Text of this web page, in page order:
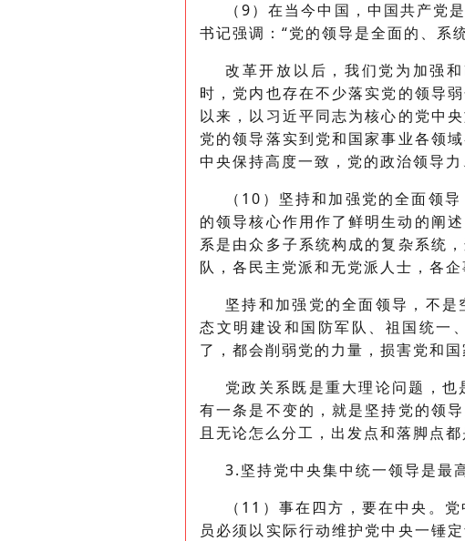
（9）在当今中国，中国共产党
书记强调：“党的领导是全面的、系
改革开放以后，我们党为加强
时，党内也存在不少落实党的领导
以来，以习近平同志为核心的党中
党的领导落实到党和国家事业各领
中央保持高度一致，党的政治领导
（10）坚持和加强党的全面领
的领导核心作用作了鲜明生动的阐
系是由众多子系统构成的复杂系统
队，各民主党派和无党派人士，各
坚持和加强党的全面领导，不
态文明建设和国防军队、祖国统一
了，都会削弱党的力量，损害党和国
党政关系既是重大理论问题，
有一条是不变的，就是坚持党的领
且无论怎么分工，出发点和落脚点都
3.坚持党中央集中统一领导是最
（11）事在四方，要在中央。
员必须以实际行动维护党中央一锤